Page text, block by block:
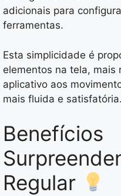
adicionais para
ferramentas.
Esta simplicidade é
elementos na tela, mais
aplicativo aos
mais fluida e satisfatória.
Benefícios
Regular